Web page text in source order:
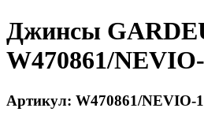
Джинсы
W470861/
Артикул: W470861/NEVIO-